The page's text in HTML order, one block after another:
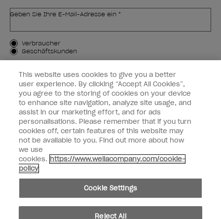
Geben Sie Ihre E-Mail-Adresse ein *
Kundenart
Verbraucher
Geschäftskunden
MICH ANMELDEN
Kundeninformationen
OPI & Sie
instagramfacebook
Copyright 2026, Wella Operations US LLC. Alle Rechte vorbehalten.
This website uses cookies to give you a better
user experience. By clicking “Accept All Cookies”,
you agree to the storing of cookies on your device
to enhance site navigation, analyze site usage, and
assist in our marketing effort, and for ads
personalisations. Please remember that if you turn
cookies off, certain features of this website may
not be available to you. Find out more about how
we use
cookies. https://www.wellacompany.com/cookie-
policy
Cookie Settings
Reject All